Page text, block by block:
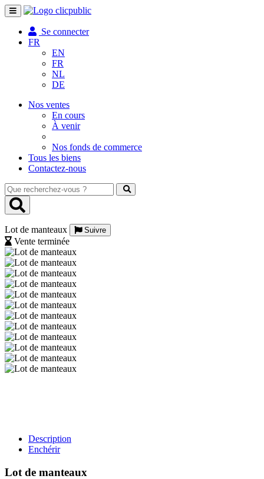
Toggle
navigation
Se connecter
FR
EN
FR
NL
DE
Nos ventes
En cours
À venir
Nos fonds de commerce
Tous les biens
Contactez-nous
Que
recherchez-
vous
Lot de manteaux
Suivre
Vente terminée
Description
Enchérir
Lot de manteaux